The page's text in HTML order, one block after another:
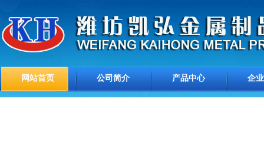
网站首页 公司简介 产品中心 企